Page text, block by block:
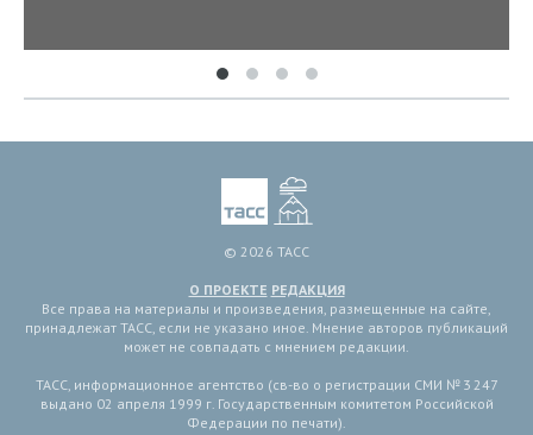
© 2026 ТАСС
О ПРОЕКТЕ РЕДАКЦИЯ
Все права на материалы и произведения, размещенные на сайте,
принадлежат ТАСС, если не указано иное. Мнение авторов публикаций
может не совпадать с мнением редакции.
ТАСС, информационное агентство (св-во о регистрации СМИ № 3 247
выдано 02 апреля 1999 г. Государственным комитетом Российской
Федерации по печати).